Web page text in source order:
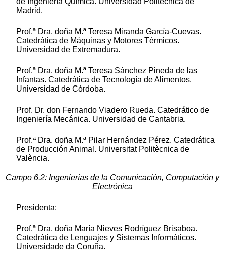
Madrid.
Prof.ª Dra. doña M.ª Teresa Miranda García-Cuevas.
Catedrática de Máquinas y Motores Térmicos.
Universidad de Extremadura.
Prof.ª Dra. doña M.ª Teresa Sánchez Pineda de las
Infantas. Catedrática de Tecnología de Alimentos.
Universidad de Córdoba.
Prof. Dr. don Fernando Viadero Rueda. Catedrático de
Ingeniería Mecánica. Universidad de Cantabria.
Prof.ª Dra. doña M.ª Pilar Hernández Pérez. Catedrática
de Producción Animal. Universitat Politècnica de
València.
Campo 6.2: Ingenierías de la Comunicación, Computación y
Electrónica
Presidenta:
Prof.ª Dra. doña María Nieves Rodríguez Brisaboa.
Catedrática de Lenguajes y Sistemas Informáticos.
Universidade da Coruña.